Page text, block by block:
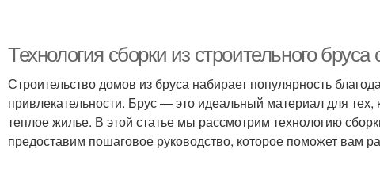
Технология сборки из строительного
Строительство домов из бруса набирает популярность
привлекательности. Брус — это идеальный материал для тех,
теплое жилье. В этой статье мы рассмотрим технологию
предоставим пошаговое руководство, которое поможет вам